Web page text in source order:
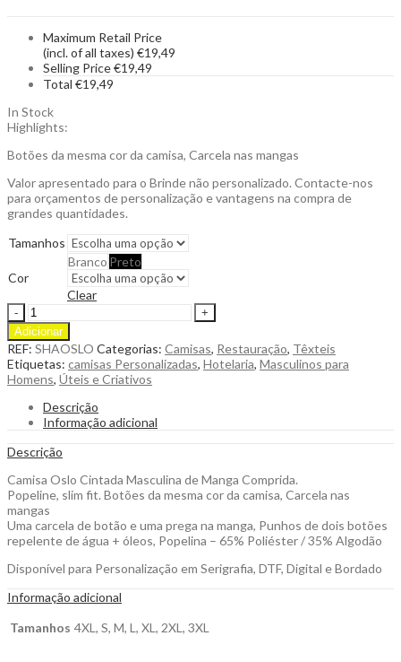
Maximum Retail Price
(incl. of all taxes) €19,49
Selling Price€19,49
Total €19,49
In Stock
Highlights:
Botões da mesma cor da camisa, Carcela nas mangas
Valor apresentado para o Brinde não personalizado. Contacte-nos
para orçamentos de personalização e vantagens na compra de
grandes quantidades.
Tamanhos
Cor
Branco Preto
Clear
Camisa
Oslo
Manga
Comprida
Slim
Fit
para
Personalizar
quantity
Adicionar
REF: SHAOSLO Categorias: Camisas, Restauração, Têxteis
Etiquetas: camisas Personalizadas, Hotelaria, Masculinos para
Homens, Úteis e Criativos
Descrição
Informação adicional
Descrição
Camisa Oslo Cintada Masculina de Manga Comprida.
Popeline, slim fit. Botões da mesma cor da camisa, Carcela nas
mangas
Uma carcela de botão e uma prega na manga, Punhos de dois botões
repelente de água + óleos, Popelina – 65% Poliéster / 35% Algodão
Disponível para Personalização em Serigrafia, DTF, Digital e Bordado
Informação adicional
Tamanhos 4XL, S, M, L, XL, 2XL, 3XL